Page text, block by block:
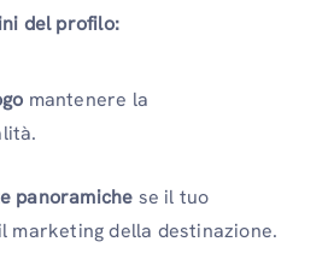
del profilo:
mantenere la
panoramiche se il tuo
marketing della destinazione.